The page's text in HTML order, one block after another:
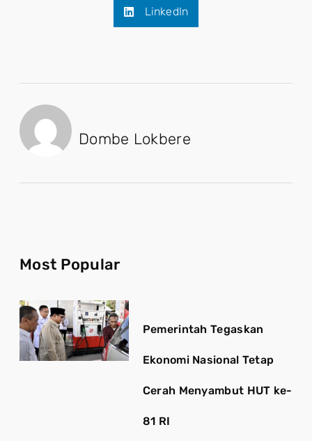
LinkedIn
Dombe Lokbere
Most Popular
Pemerintah Tegaskan
Ekonomi Nasional Tetap
Cerah Menyambut HUT ke-
81 RI